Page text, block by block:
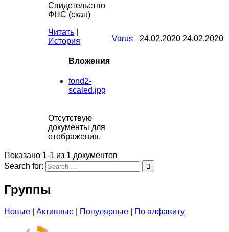
Свидетельство
ФНС (скан)
Читать
История
Вложения
fond2-
scaled.jpg
Varus 24.02.2020 24.02.2020
Отсутствую
документы для
отображения.
Показано 1-1 из 1 документов
Search for:
Группы
Новые Активные Популярные По алфавиту